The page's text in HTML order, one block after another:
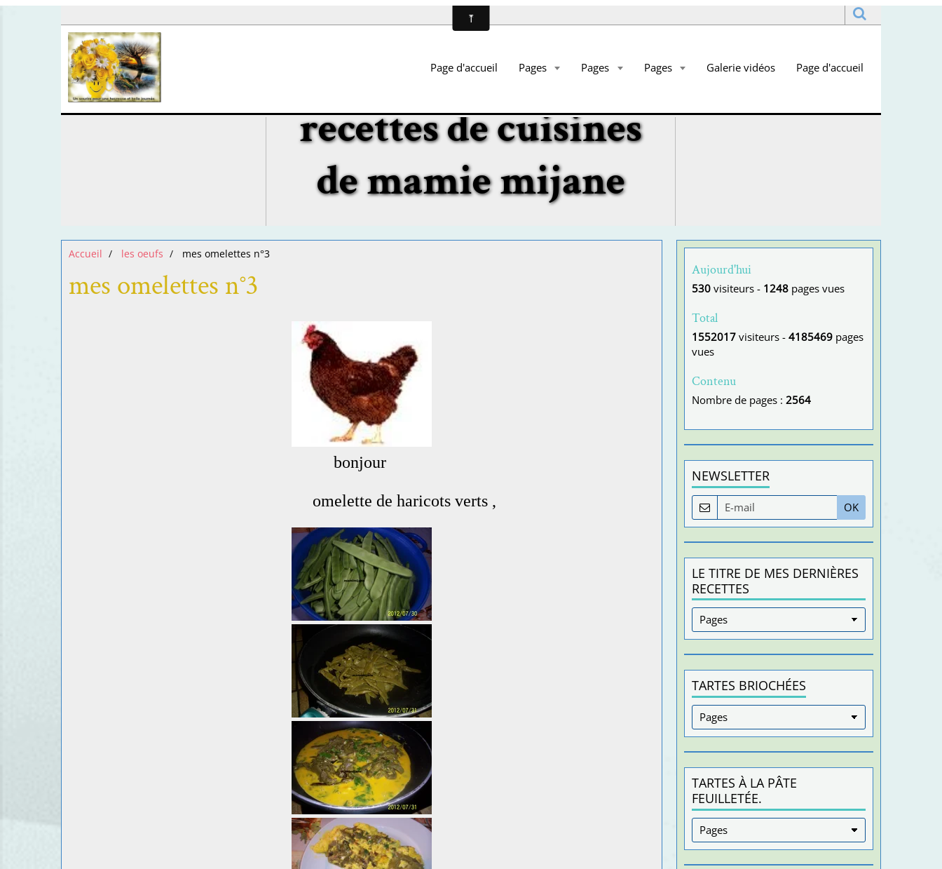
Page d'accueil Pages Pages Pages Galerie vidéos Page d'accueil
recettes de cuisines
de mamie mijane
Accueil les oeufs mes omelettes n°3
mes omelettes n°3
bonjour
omelette de haricots verts ,
Aujourd'hui
530visiteurs - 1248pages vues
Total
1552017visiteurs - 4185469pages
vues
Contenu
Nombre de pages : 2564
NEWSLETTER
OK
LE TITRE DE MES DERNIÈRES
RECETTES
TARTES BRIOCHÉES
TARTES À LA PÂTE
FEUILLETÉE.